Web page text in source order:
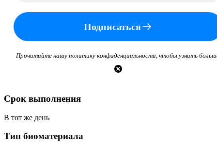
Подписаться
Прочитайте нашу политику конфиденциальности, чтобы узнать
Срок выполнения
В тот же день
Тип биоматериала